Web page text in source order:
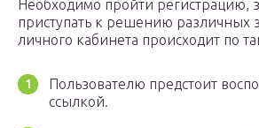
Необходимо пройти регистрацию,
приступать к решению различных
личного кабинета происходит по
Пользователю предстоит
ссылкой.